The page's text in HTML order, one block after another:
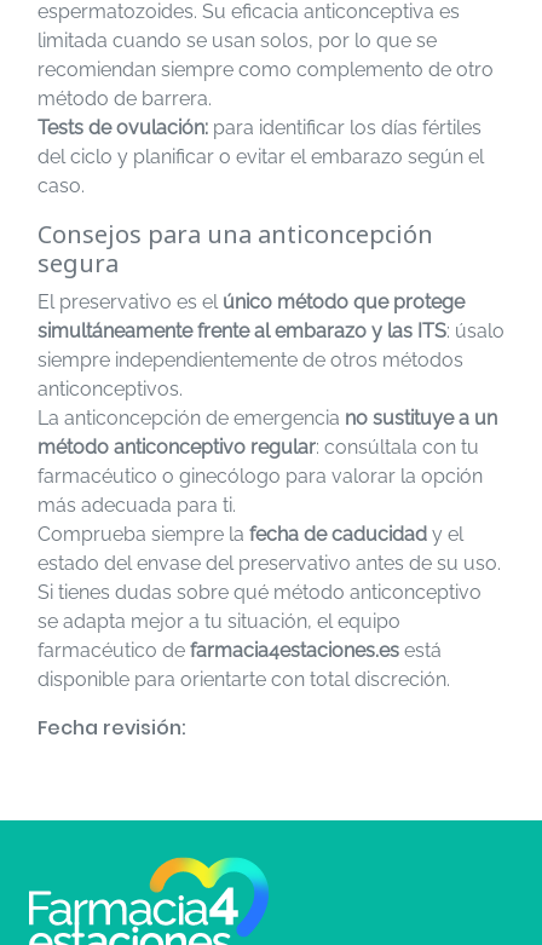
espermatozoides. Su eficacia anticonceptiva es
limitada cuando se usan solos, por lo que se
recomiendan siempre como complemento de otro
método de barrera.
Tests de ovulación: para identificar los días fértiles
del ciclo y planificar o evitar el embarazo según el
caso.
Consejos para una anticoncepción
segura
El preservativo es el único método que protege
simultáneamente frente al embarazo y las ITS: úsalo
siempre independientemente de otros métodos
anticonceptivos.
La anticoncepción de emergencia no sustituye a un
método anticonceptivo regular: consúltala con tu
farmacéutico o ginecólogo para valorar la opción
más adecuada para ti.
Comprueba siempre la fecha de caducidad y el
estado del envase del preservativo antes de su uso.
Si tienes dudas sobre qué método anticonceptivo
se adapta mejor a tu situación, el equipo
farmacéutico de farmacia4estaciones.es está
disponible para orientarte con total discreción.
Fecha revisión: